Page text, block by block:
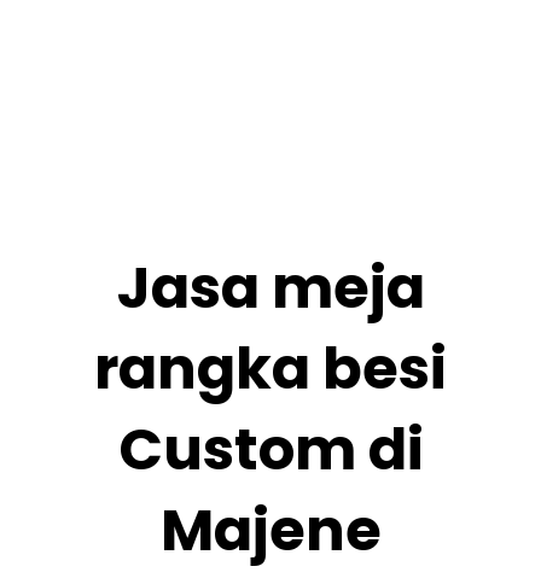
Jasa meja
rangka besi
Custom di
Majene